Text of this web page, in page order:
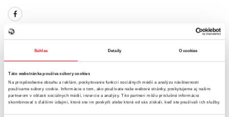
Súhlas Detaily O cookies
Táto webstránka používa súbory cookies
Na prispôsobenie obsahu a reklám, poskytovanie funkcií sociálnych médií a analýzu návštevnosti
používame súbory cookie. Informácie o tom, ako používate naše webové stránky, poskytujeme aj našim
partnerom v oblasti sociálnych médií, inzercie a analýzy. Títo partneri môžu príslušné informácie
skombinovať s ďalšími údajmi, ktoré ste im poskytli alebo ktoré od vás získali, keď ste používali ich služby.
POPIS ENERGETICKÁ TABUĽKA ZLOŽENIE
HELL ZERO White Peachvás láka svojou magickou chuťou bielej
broskyne!